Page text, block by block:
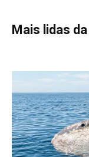
Peixe-lua emerge
permitir que aves